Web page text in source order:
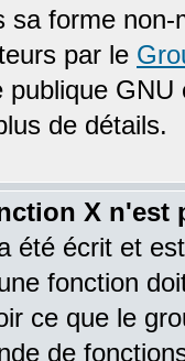
sa forme
par le
publique
de détails.
X n'est
été écrit et
fonction
ce que le
de